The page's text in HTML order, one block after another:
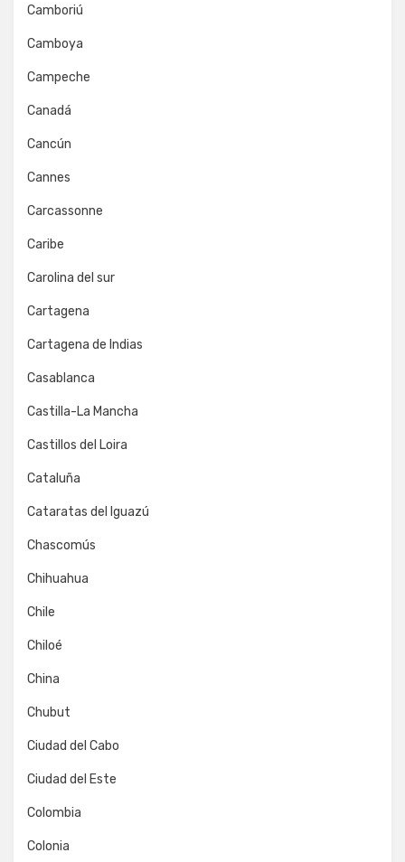
Camboriú
Camboya
Campeche
Canadá
Cancún
Cannes
Carcassonne
Caribe
Carolina del sur
Cartagena
Cartagena de Indias
Casablanca
Castilla-La Mancha
Castillos del Loira
Cataluña
Cataratas del Iguazú
Chascomús
Chihuahua
Chile
Chiloé
China
Chubut
Ciudad del Cabo
Ciudad del Este
Colombia
Colonia